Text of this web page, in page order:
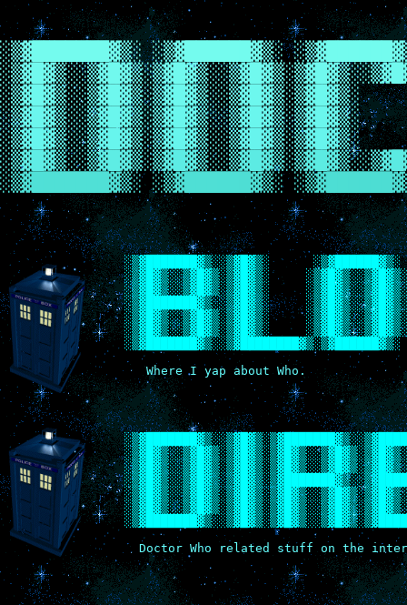
░▒▓ ▓▒░ ░▒▓ ▓▒░ ░▒▓ ▓
░▒▓ ▓▒░░▒▓ ▓▒░▒▓ ▓▒░░▒▓ ▓▒░▒▓ ▓▒░░▒▓
░▒▓ ▓▒░░▒▓ ▓▒░▒▓ ▓▒░░▒▓ ▓▒░▒▓ ▓▒░
░▒▓ ▓▒░░▒▓ ▓▒░▒▓ ▓▒░░▒▓ ▓▒░▒▓ ▓▒░
░▒▓ ▓▒░░▒▓ ▓▒░▒▓ ▓▒░░▒▓ ▓▒░▒▓ ▓▒░
░▒▓ ▓▒░░▒▓ ▓▒░▒▓ ▓▒░░▒▓ ▓▒░▒▓ ▓▒░░▒▓
░▒▓ ▓▒░ ░▒▓ ▓▒░ ░▒▓ ▓
░▒▓███████▓▒░░▒▓█▓▒░      ░▒▓██████▓▒░
░▒▓█▓▒░░▒▓█▓▒░▒▓█▓▒░
░▒▓█▓▒░░▒▓█▓▒░▒▓█▓▒░
░▒▓███████▓▒░░▒▓█▓▒░
░▒▓█▓▒░░▒▓█▓▒░▒▓█▓▒░
░▒▓█▓▒░░▒▓█▓▒░▒▓█▓▒░
░▒▓███████▓▒░░▒▓████████▓▒░▒▓██████▓▒░
       Where I yap about Who.
Doctor Who related stuff on the